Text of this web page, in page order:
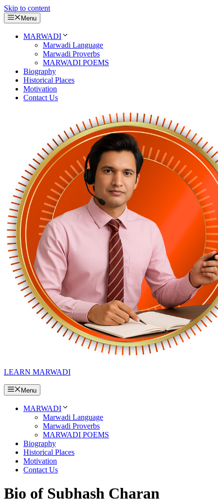
Skip to content
Menu
MARWADI
Marwadi Language
Marwadi Proverbs
MARWADI POEMS
Biography
Historical Places
Motivation
Contact Us
LEARN MARWADI
Menu
MARWADI
Marwadi Language
Marwadi Proverbs
MARWADI POEMS
Biography
Historical Places
Motivation
Contact Us
Bio of Subhash Charan